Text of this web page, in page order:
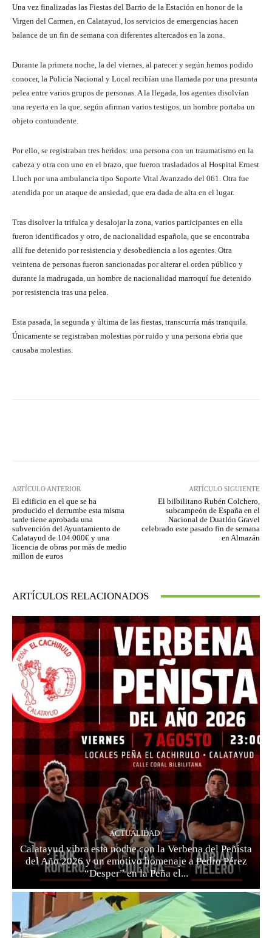
Una vez finalizadas las Fiestas del Barrio de la Estación en honor de la
Virgen del Carmen, en Calatayud, los servicios de emergencias hacen
balance de un fin de semana con diferentes altercados en la zona.
Durante la primera noche, la del viernes, al parecer y según hemos podido
conocer, la Policía Nacional y Local recibían una llamada por una presunta
pelea entre varios grupos de personas. A la llegada, los agentes disolvían
una reyerta en la que, según afirman varios testigos, un hombre portaba un
objeto contundente.
Por ello, se registraban tres heridos: una persona con un traumatismo en la
cabeza y otra con uno en el brazo, que fueron trasladados al Hospital Ernest
Lluch por una ambulancia tipo Soporte Vital Avanzado del 061. Otra fue
atendida por un ataque de ansiedad, que era dada de alta en el lugar.
Tras disolver la trifulca y desalojar la zona, varios participantes en ella
fueron identificados y otro, de nacionalidad española, que se encontraba
allí fue detenido por resistencia y desobediencia a los agentes. Otra
veintena de personas fueron sancionadas por alterar el orden público y
durante la madrugada, un hombre de nacionalidad marroquí fue detenido
por resistencia tras una pelea.
Esta pasada, la segunda y última de las fiestas, transcurría más tranquila.
Únicamente se registraban molestias por ruido y una persona ebria que
causaba molestias.
ARTÍCULO ANTERIOR
El edificio en el que se ha
producido el derrumbe esta misma
tarde tiene aprobada una
subvención del Ayuntamiento de
Calatayud de 104.000€ y una
licencia de obras por más de medio
millon de euros
ARTÍCULO SIGUIENTE
El bilbilitano Rubén Colchero,
subcampeón de España en el
Nacional de Duatlón Gravel
celebrado este pasado fin de semana
en Almazán
ARTÍCULOS RELACIONADOS
ACTUALIDAD
Calatayud vibra esta noche con la Verbena del Peñista
del Año 2026 y un emotivo homenaje a Pedro Pérez
“Desper” en la Peña el...